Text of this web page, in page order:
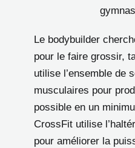
Le bodybuilder
pour le faire grossir,
utilise l’ensemble de
musculaires pour
possible en un
CrossFit utilise
pour améliorer la